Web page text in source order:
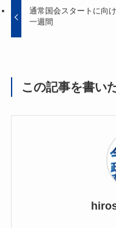
通常国会スタートに向
一週間
この記事を書い